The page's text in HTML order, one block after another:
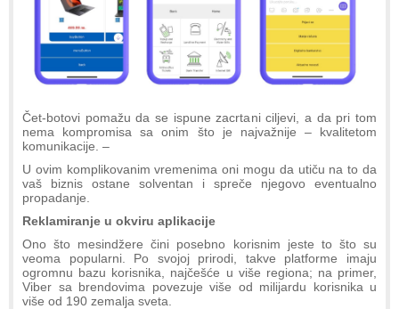
Čet-botovi pomažu da se ispune zacrtani ciljevi, a da pri tom
nema kompromisa sa onim što je najvažnije – kvalitetom
komunikacije. –
U ovim komplikovanim vremenima oni mogu da utiču na to da
vaš biznis ostane solventan i spreče njegovo eventualno
propadanje.
Reklamiranje u okviru aplikacije
Ono što mesindžere čini posebno korisnim jeste to što su
veoma popularni. Po svojoj prirodi, takve platforme imaju
ogromnu bazu korisnika, najčešće u više regiona; na primer,
Viber sa brendovima povezuje više od milijardu korisnika u
više od 190 zemalja sveta.